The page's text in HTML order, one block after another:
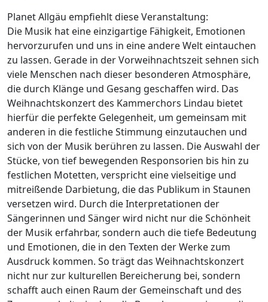
Planet Allgäu empfiehlt diese Veranstaltung:
Die Musik hat eine einzigartige Fähigkeit, Emotionen
hervorzurufen und uns in eine andere Welt eintauchen
zu lassen. Gerade in der Vorweihnachtszeit sehnen sich
viele Menschen nach dieser besonderen Atmosphäre,
die durch Klänge und Gesang geschaffen wird. Das
Weihnachtskonzert des Kammerchors Lindau bietet
hierfür die perfekte Gelegenheit, um gemeinsam mit
anderen in die festliche Stimmung einzutauchen und
sich von der Musik berühren zu lassen. Die Auswahl der
Stücke, von tief bewegenden Responsorien bis hin zu
festlichen Motetten, verspricht eine vielseitige und
mitreißende Darbietung, die das Publikum in Staunen
versetzen wird. Durch die Interpretationen der
Sängerinnen und Sänger wird nicht nur die Schönheit
der Musik erfahrbar, sondern auch die tiefe Bedeutung
und Emotionen, die in den Texten der Werke zum
Ausdruck kommen. So trägt das Weihnachtskonzert
nicht nur zur kulturellen Bereicherung bei, sondern
schafft auch einen Raum der Gemeinschaft und des